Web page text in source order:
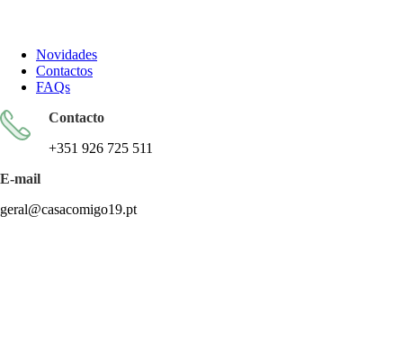
Novidades
Contactos
FAQs
Contacto
+351 926 725 511
E-mail
geral@casacomigo19.pt